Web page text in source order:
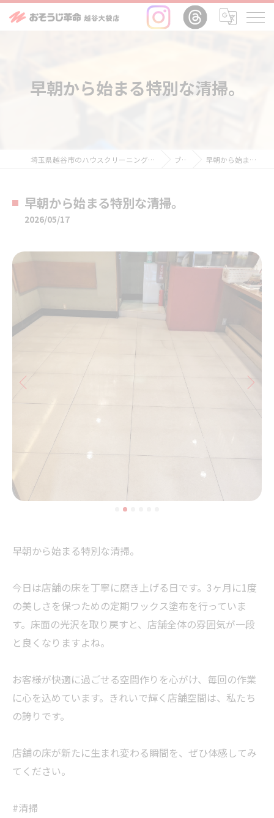
早朝から始まる特別な清掃。
埼玉県越谷市のハウスクリーニングならおそうじ革命越谷大袋店 ブログ 早朝から始まる特別な清掃。
早朝から始まる特別な清掃。
2026/05/17
早朝から始まる特別な清掃。
今日は店舗の床を丁寧に磨き上げる日です。3ヶ月に1度
の美しさを保つための定期ワックス塗布を行っていま
す。床面の光沢を取り戻すと、店舗全体の雰囲気が一段
と良くなりますよね。
お客様が快適に過ごせる空間作りを心がけ、毎回の作業
に心を込めています。きれいで輝く店舗空間は、私たち
の誇りです。
店舗の床が新たに生まれ変わる瞬間を、ぜひ体感してみ
てください。
#清掃